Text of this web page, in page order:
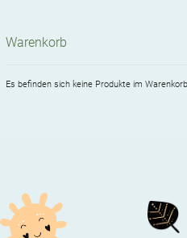
Warenkorb
Es befinden sich keine Produkte im